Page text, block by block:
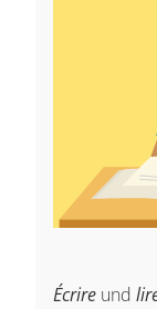
Écrire und